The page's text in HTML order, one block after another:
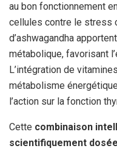
au bon fonctionnement
cellules contre le stress
d’ashwagandha
métabolique, favorisant
L’intégration de
métabolisme
l’action sur la fonction
Cette combinaison
scientifiquement dosée